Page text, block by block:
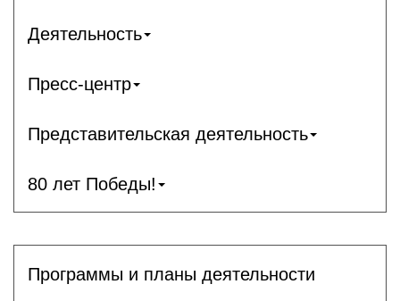
Деятельность
Пресс-центр
Представительская деятельность
80 лет Победы!
Программы и планы деятельности